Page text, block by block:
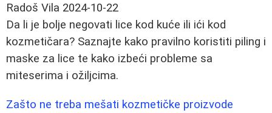
Radoš Vila 2024-10-22
Da li je bolje negovati lice kod kuće ili ići kod
kozmetičara? Saznajte kako pravilno koristiti piling i
maske za lice te kako izbeći probleme sa
miteserima i ožiljcima.
Zašto ne treba mešati kozmetičke proizvode